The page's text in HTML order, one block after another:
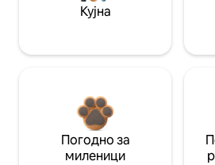
Кујна
Погодно за
миленици